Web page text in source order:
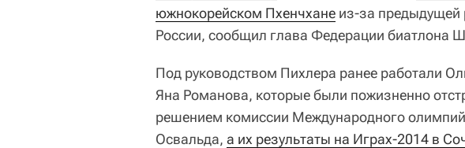
южнокорейском Пхенчхане из-за предыдущей
России, сообщил глава Федерации биатлона
Под руководством Пихлера ранее работали
Яна Романова, которые были пожизненно
решением комиссии Международного
Освальда, а их результаты на Играх-2014 в